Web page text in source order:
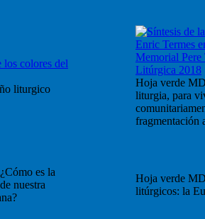
liturgico
Hoja verde
liturgia, para
fragmentación
es la
nuestra
Hoja verde
litúrgicos: la